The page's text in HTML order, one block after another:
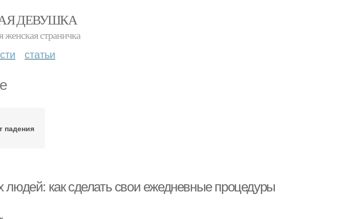
ДЕВУШКА
женская страничка
статьи
падения
людей: как сделать свои ежедневные процедуры